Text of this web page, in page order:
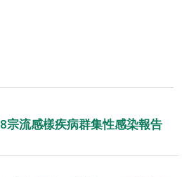
宗流感樣疾病群集性感染報告